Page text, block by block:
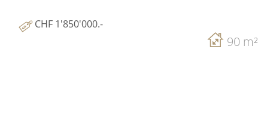
CHF 1'850'000.-
90 m²